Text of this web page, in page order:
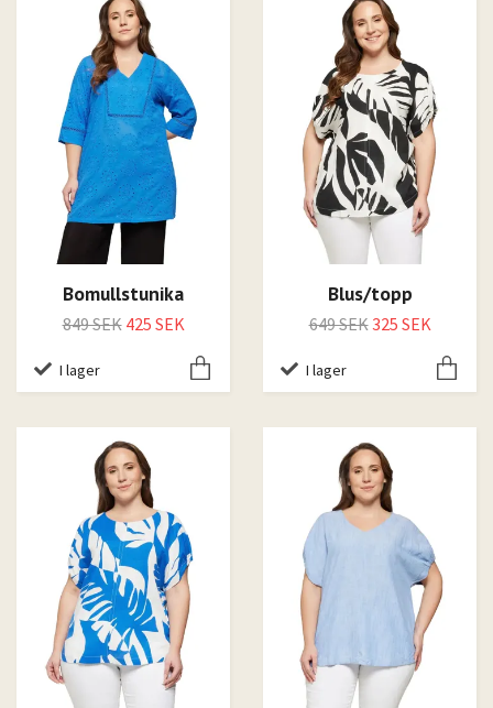
Bomullstunika
849 SEK 425 SEK
I lager
Blus/topp
649 SEK325 SEK
I lager